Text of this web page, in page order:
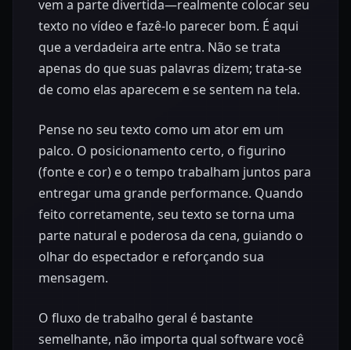
vem a parte divertida—realmente colocar seu
texto no vídeo e fazê-lo parecer bom. É aqui
que a verdadeira arte entra. Não se trata
apenas do que suas palavras dizem; trata-se
de como elas aparecem e se sentem na tela.
Pense no seu texto como um ator em um
palco. O posicionamento certo, o figurino
(fonte e cor) e o tempo trabalham juntos para
entregar uma grande performance. Quando
feito corretamente, seu texto se torna uma
parte natural e poderosa da cena, guiando o
olhar do espectador e reforçando sua
mensagem.
O fluxo de trabalho geral é bastante
semelhante, não importa qual software você